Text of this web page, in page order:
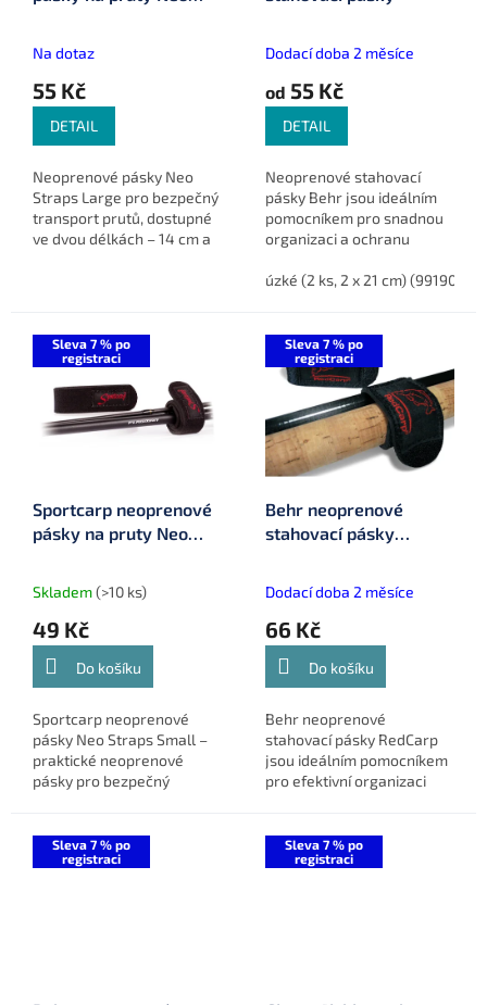
Na dotaz
55 Kč
DETAIL
Neoprenové pásky Neo
Straps Large pro bezpečný
transport prutů, dostupné
ve dvou délkách – 14 cm a
Dodací doba 2 měsíce
od 55 Kč
DETAIL
Neoprenové stahovací
pásky Behr jsou ideálním
pomocníkem pro snadnou
organizaci a ochranu
Nabízeny v různých
úzké (2 ks, 2 x 21 cm) (9919022)
Sleva 7 % po
registraci
Sportcarp neoprenové
pásky na pruty Neo
Skladem(>10 ks)
49 Kč
Do košíku
Sportcarp neoprenové
pásky Neo Straps Small –
praktické neoprenové
pásky pro bezpečný
Sleva 7 % po
registraci
Behr neoprenové
stahovací pásky
Dodací doba 2 měsíce
66 Kč
Do košíku
Behr neoprenové
stahovací pásky RedCarp
jsou ideálním pomocníkem
pro efektivní organizaci
2 ks pásků o velikosti 3 x 21
cm, které...
Sleva 7 % po
registraci
Sleva 7 % po
registraci